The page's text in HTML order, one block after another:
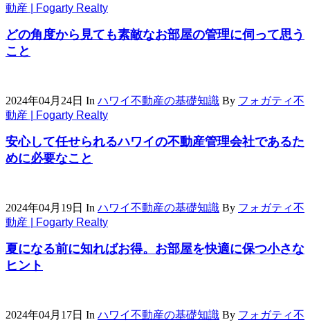
動産 | Fogarty Realty
どの角度から見ても素敵なお部屋の管理に伺って思う
こと
2024年04月24日 In ハワイ不動産の基礎知識 By フォガティ不
動産 | Fogarty Realty
安心して任せられるハワイの不動産管理会社であるた
めに必要なこと
2024年04月19日 In ハワイ不動産の基礎知識 By フォガティ不
動産 | Fogarty Realty
夏になる前に知ればお得。お部屋を快適に保つ小さな
ヒント
2024年04月17日 In ハワイ不動産の基礎知識 By フォガティ不